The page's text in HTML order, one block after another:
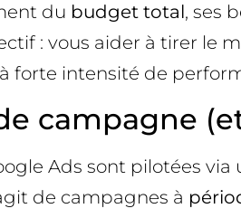
du budget total, ses
: vous aider à tirer le
forte intensité de
campagne
Ads sont pilotées
de campagnes à